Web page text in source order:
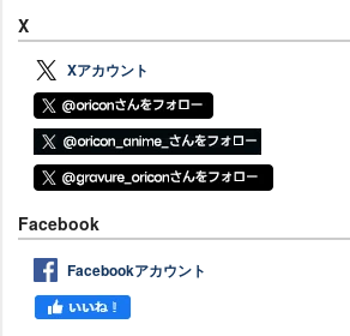
X
Xアカウント
Facebook
Facebookアカウント